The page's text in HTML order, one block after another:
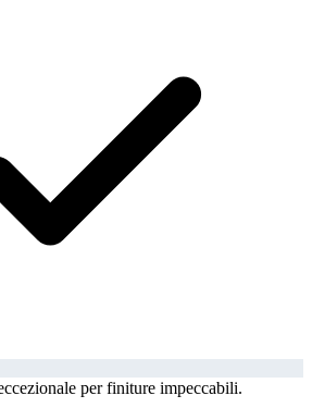
per finiture impeccabili.